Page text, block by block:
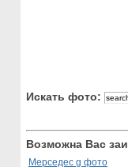
Искать фото:
Возможна Вас
Мерседес g фото